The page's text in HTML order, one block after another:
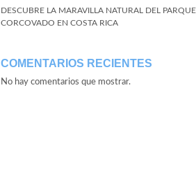
DESCUBRE LA MARAVILLA NATURAL DEL
CORCOVADO EN COSTA RICA
COMENTARIOS RECIENTES
No hay comentarios que mostrar.